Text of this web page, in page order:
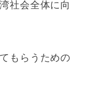
社会全体に向
もらうための